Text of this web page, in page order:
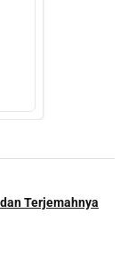
Terjemahnya